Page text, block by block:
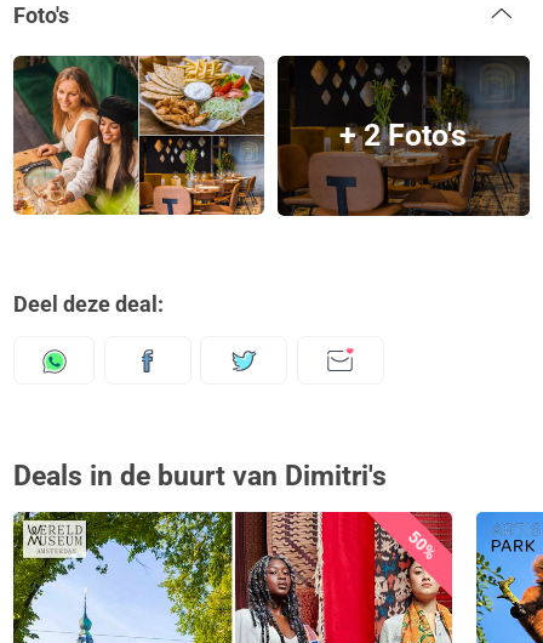
Foto's
+ 2 Foto's
Deel deze deal:
Deals in de buurt van Dimitri's
50%